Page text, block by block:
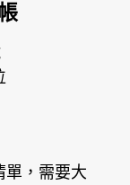
單，需要大